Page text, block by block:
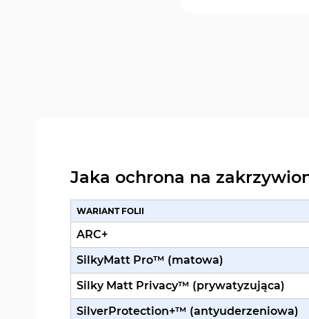
Jaka ochrona na
WARIANT FOLII
ARC+
SilkyMatt Pro™ (matowa)
Silky Matt Privacy™ (prywatyzująca)
SilverProtection+™ (antyuderzeniowa)